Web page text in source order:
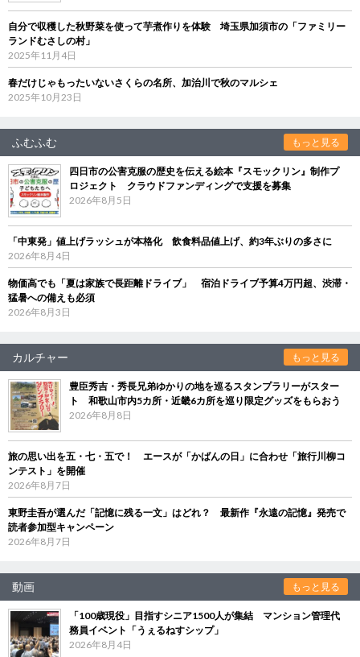
自分で収穫した秋野菜を使って芋煮作りを体験 埼玉県加須市の「ファミリー
ランドむさしの村」
2025年11月4日
春だけじゃもったいないさくらの名所、加治川で秋のマルシェ
2025年10月23日
ふむふむ もっと見る
四日市の公害克服の歴史を伝える絵本『スモックリン』制作プ
ロジェクト クラウドファンディングで支援を募集
2026年8月5日
「中東発」値上げラッシュが本格化 飲食料品値上げ、約3年ぶりの多さに
2026年8月4日
物価高でも「夏は家族で長距離ドライブ」 宿泊ドライブ予算4万円超、渋滞・
猛暑への備えも必須
2026年8月3日
カルチャー もっと見る
豊臣秀吉・秀長兄弟ゆかりの地を巡るスタンプラリーがスター
ト 和歌山市内5カ所・近畿6カ所を巡り限定グッズをもらおう
2026年8月8日
旅の思い出を五・七・五で！ エースが「かばんの日」に合わせ「旅行川柳コ
ンテスト」を開催
2026年8月7日
東野圭吾が選んだ「記憶に残る一文」はどれ？ 最新作『永遠の記憶』発売で
読者参加型キャンペーン
2026年8月7日
動画 もっと見る
「100歳現役」目指すシニア1500人が集結 マンション管理代
務員イベント「うぇるねすシップ」
2026年8月4日